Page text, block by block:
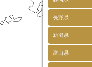
長野県
新潟県
富山県